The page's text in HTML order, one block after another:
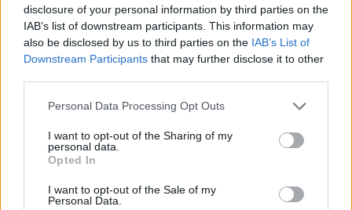
disclosure of your personal information by third parties on the
IAB’s list of downstream participants. This information may
also be disclosed by us to third parties on the IAB’s List of
Downstream Participants that may further disclose it to other
Please note that this website/app uses one or more Google
not limited to your visit or usage behaviour. You may click to
grant or deny consent to Google and its third-party tags to
use your data for below specified purposes in below Google
consent section.
Personal Data Processing Opt Outs
I want to opt-out of the Sharing of my
personal data.
Opted In
I want to opt-out of the Sale of my
Personal Data.
A fogamzásgátló feltalálása még több évezred
messzeségben volt, ezért az egyetlen biztos
megoldásnak az tűnt, hogy a domináns férfi
olyan nővel házasodik össze, aki biztosan nem
volt még az ellenkező nem közvetlen közelében,
ami azóta is érezteti a hatását a nők
szexualitásához való viszonyban.
szépen be is libbentünk a stigmatizáció